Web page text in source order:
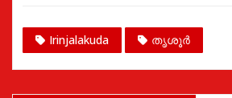
Irinjalakuda തൃശൂർ